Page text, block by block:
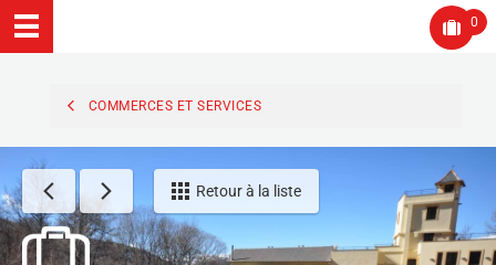
0
COMMERCES ET SERVICES
Retour à la liste